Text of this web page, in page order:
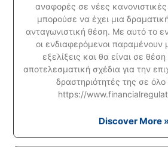
αναφορές σε νέες
μπορούσε να έχει μια
ανταγωνιστική θέση. Με αυτό το
οι ενδιαφερόμενοι παραμένουν
εξελίξεις και θα είναι σε
αποτελεσματική σχέδια για την
δραστηριότητές της σε
https://
Discover More